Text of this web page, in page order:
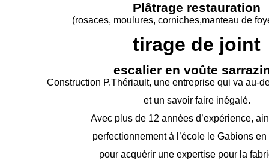
Plâtrage restauration
(rosaces, moulures, corniches,manteau de
tirage de joint
escalier en voûte
Construction P.Thériault, une entreprise qui va au-
et un savoir faire inégalé.
Avec plus de 12 années d’expérience,
perfectionnement à l’école le Gabions en
pour acquérir une expertise pour la